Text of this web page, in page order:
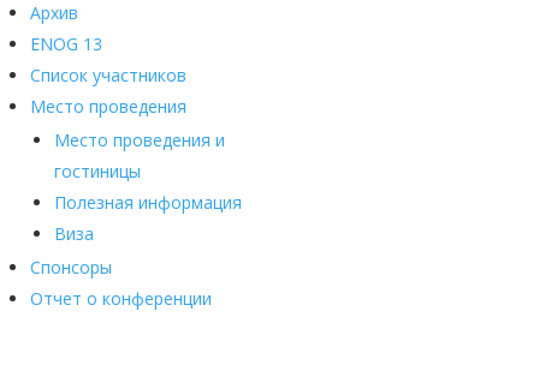
Aрхив
ENOG 13
Список участников
Место проведения
Место проведения и
гостиницы
Полезная информация
Виза
Спонсоры
Отчет о конференции